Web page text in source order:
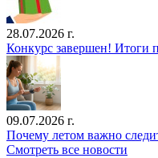
28.07.2026 г.
Конкурс завершен! Итоги
09.07.2026 г.
Почему летом важно
Смотреть все новости